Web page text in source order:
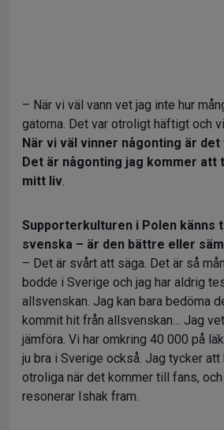
– När vi väl vann vet jag inte hur
gatorna. Det var otroligt häftigt och
När vi väl vinner någonting är
Det är någonting jag kommer att
mitt liv
Supporterkulturen i Polen känns
svenska – är den bättre eller
– Det är svårt att säga. Det är så
bodde i Sverige och jag har aldrig
allsvenskan. Jag kan bara bedöma
kommit hit från allsvenskan… Jag
jämföra. Vi har omkring 40 000 på
ju bra i Sverige också. Jag tycker att
otroliga när det kommer till fans,
resonerar Ishak fram.